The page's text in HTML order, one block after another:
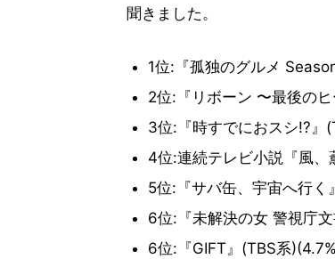
聞きました。
1位:『孤独のグルメ
2位:『リボーン 〜最後の
3位:『時すでにおスシ!?』
4位:連続テレビ小説『風
5位:『サバ缶、宇宙へ行
6位:『未解決の女 警視庁
6位:『GIFT』(TBS系